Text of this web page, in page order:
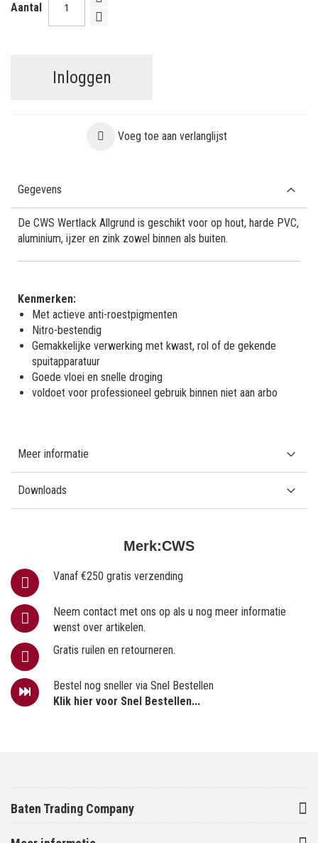
Aantal
Inloggen
Voeg toe aan verlanglijst
Merk:CWS
Vanaf €250 gratis verzending
Neem contact met ons op als u nog meer informatie
wenst over artikelen.
Gratis ruilen en retourneren.
Bestel nog sneller via Snel Bestellen
Klik hier voor Snel Bestellen...
Gegevens
De CWS Wertlack Allgrund is geschikt voor op hout, harde PVC,
aluminium, ijzer en zink zowel binnen als buiten.
Kenmerken:
Met actieve anti-roestpigmenten
Nitro-bestendig
Gemakkelijke verwerking met kwast, rol of de gekende
spuitapparatuur
Goede vloei en snelle droging
voldoet voor professioneel gebruik binnen niet aan arbo
Meer informatie
Downloads
Baten Trading Company